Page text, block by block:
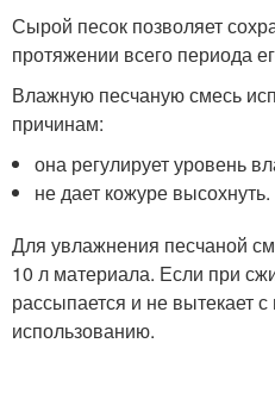
Сырой песок позволяет
протяжении всего периода
Влажную песчаную смесь
причинам:
она регулирует уровень
не дает кожуре высохнуть.
Для увлажнения песчаной
10 л материала. Если при
рассыпается и не вытекает с
использованию.